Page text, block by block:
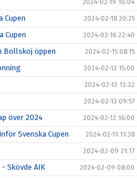
2024-02-19 10:04
Cupen 2024-02-18 20:25
Cupen 2024-02-16 22:40
Bollskoj öppen 2024-02-15 08:15
2024-02-13 15:00
2024-02-13 13:32
2024-02-13 09:57
över 2024 2024-02-12 16:00
Svenska Cupen 2024-02-11 11:38
2024-02-09 21:17
Skövde AIK 2024-02-09 08:00